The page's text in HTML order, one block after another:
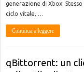
generazione di Xbox.
ciclo vitale, …
Continua a leggere
qBittorrent: un